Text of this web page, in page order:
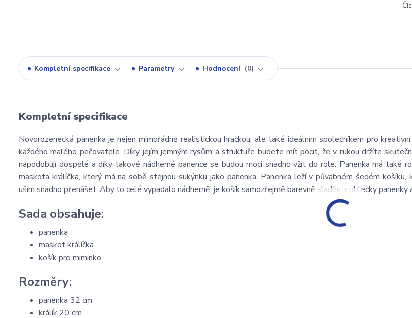
Kompletní specifikace Parametry Hodnocení 0
Kompletní specifikace
Novorozenecká panenka je nejen mimořádně realistickou hračkou, ale také ideálním společníkem pro
každého malého pečovatele. Díky jejím jemným rysům a struktuře budete mít pocit, že v rukou držíte
napodobují dospělé a díky takové nádherné panence se budou moci snadno vžít do role. Panenka má také
maskota králíčka, který má na sobě stejnou sukýnku jako panenka. Panenka leží v půvabném šedém
uším snadno přenášet. Aby to celé vypadalo nádherně, je košík samozřejmě barevně sladěn s oblečky panenky
Sada obsahuje:
panenka
maskot králíčka
košík pro miminko
Rozměry:
panenka 32 cm
králík 20 cm